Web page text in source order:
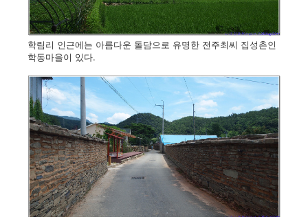
학림리 인근에는 아름다운 돌담으로 유명한 전주최씨 집성촌인
학동마을이 있다.